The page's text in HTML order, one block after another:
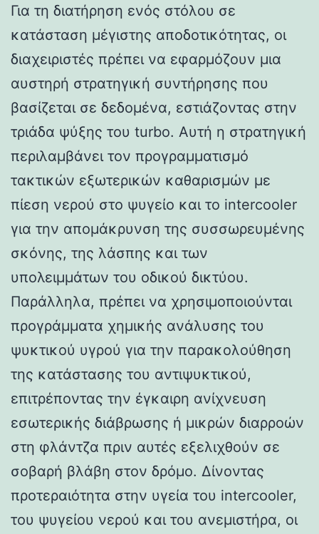
Για τη διατήρηση ενός στόλου σε
κατάσταση μέγιστης αποδοτικότητας, οι
διαχειριστές πρέπει να εφαρμόζουν μια
αυστηρή στρατηγική συντήρησης που
βασίζεται σε δεδομένα, εστιάζοντας στην
τριάδα ψύξης του turbo. Αυτή η στρατηγική
περιλαμβάνει τον προγραμματισμό
τακτικών εξωτερικών καθαρισμών με
πίεση νερού στο ψυγείο και το intercooler
για την απομάκρυνση της συσσωρευμένης
σκόνης, της λάσπης και των
υπολειμμάτων του οδικού δικτύου.
Παράλληλα, πρέπει να χρησιμοποιούνται
προγράμματα χημικής ανάλυσης του
ψυκτικού υγρού για την παρακολούθηση
της κατάστασης του αντιψυκτικού,
επιτρέποντας την έγκαιρη ανίχνευση
εσωτερικής διάβρωσης ή μικρών διαρροών
στη φλάντζα πριν αυτές εξελιχθούν σε
σοβαρή βλάβη στον δρόμο. Δίνοντας
προτεραιότητα στην υγεία του intercooler,
του ψυγείου νερού και του ανεμιστήρα, οι